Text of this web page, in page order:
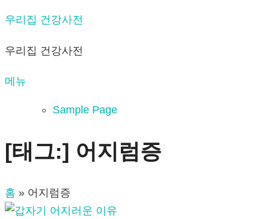
내
으
기
우리집 건강사전
우리집 건강사전
메뉴
Sample Page
[태그:] 어지럼증
홈 » 어지럼증